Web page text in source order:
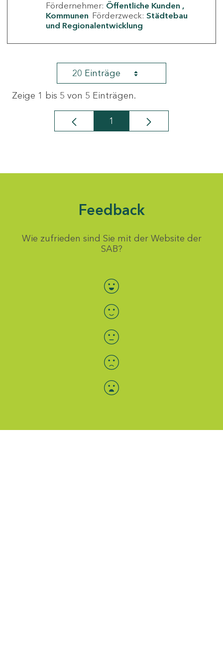
Fördernehmer: Öffentliche Kunden
Kommunen Förderzweck: Städtebau
und Regionalentwicklung
20 Einträge
Zeige 1 bis 5 von 5 Einträgen.
Seite
1
Feedback
Wie zufrieden sind Sie mit der Website der
SAB?
Bewertung auswählen